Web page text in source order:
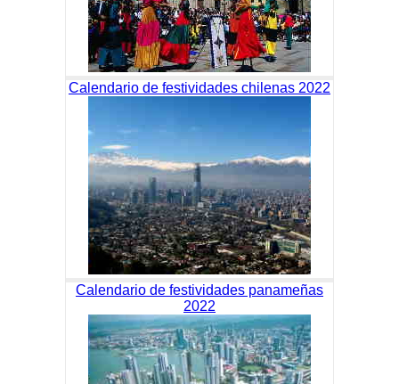
Calendario de festividades chilenas 2022
Calendario de festividades panameñas
2022